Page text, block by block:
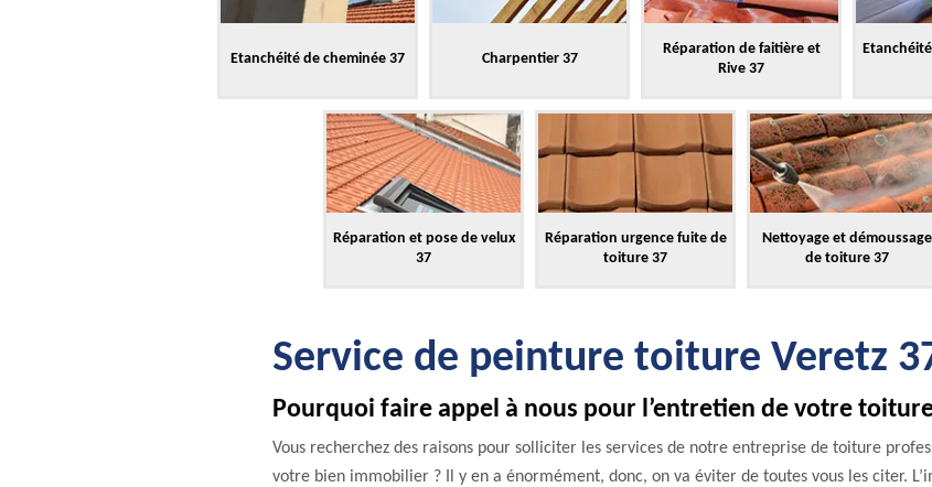
Etanchéité de cheminée 37 Charpentier 37
Réparation de faitière et
Rive 37
Réparation et pose de velux
37
Réparation urgence fuite de
toiture 37
Nettoyage et démoussage
de toiture 37
Service de peinture toiture Veretz
Pourquoi faire appel à nous pour l’entretien de votre
Vous recherchez des raisons pour solliciter les services de notre entreprise de toiture
votre bien immobilier ? Il y en a énormément, donc, on va éviter de toutes vous les citer.